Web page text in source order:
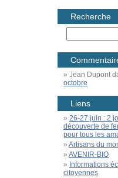
Recherche
Jean Dupont
octobre
Liens
26-27 juin : 2
découverte de
pour tous les
Artisans du
AVENIR-BIO
Informations
citoyennes